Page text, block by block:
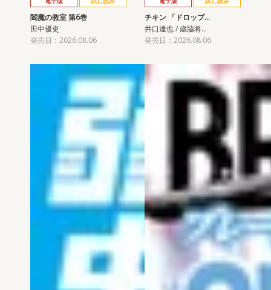
閻魔の教室 第6巻
田中優吏
発売日：2026.08.06
チキン 「ドロップ…
井口達也 / 歳脇将…
発売日：2026.08.06